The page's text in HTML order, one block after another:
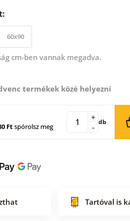
60x90
cm-ben vannak megadva.
termékek közé helyezni
Ftspórolsz meg -
+ db
Tartóval is